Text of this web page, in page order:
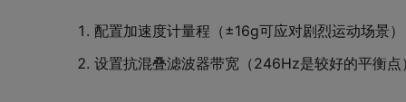
配置加速度计量程（±16g可应对剧烈运动场景）
设置抗混叠滤波器带宽（246Hz是较好的平衡点